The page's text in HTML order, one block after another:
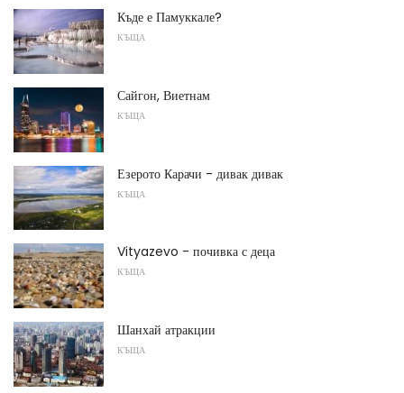
Къде е Памуккале?
КЪЩА
Сайгон, Виетнам
КЪЩА
Езерото Карачи - дивак дивак
КЪЩА
Vityazevo - почивка с деца
КЪЩА
Шанхай атракции
КЪЩА